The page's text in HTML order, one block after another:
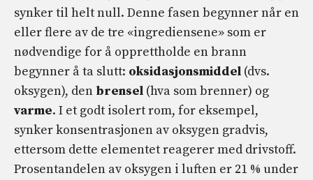
synker til helt null. Denne fasen begynner når en
eller flere av de tre «ingrediensene» som er
nødvendige for å opprettholde en brann
begynner å ta slutt: oksidasjonsmiddel (dvs.
oksygen), den brensel (hva som brenner) og
varme. I et godt isolert rom, for eksempel,
synker konsentrasjonen av oksygen gradvis,
ettersom dette elementet reagerer med drivstoff.
Prosentandelen av oksygen i luften er 21 % under